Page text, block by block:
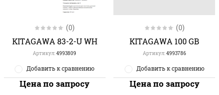
(0)
KITAGAWA 83-2-U WH
Артикул:4993809
Добавить к сравнению
Цена по запросу
(0)
KITAGAWA 100 GB
Артикул:4993786
Добавить к сравнению
Цена по запросу